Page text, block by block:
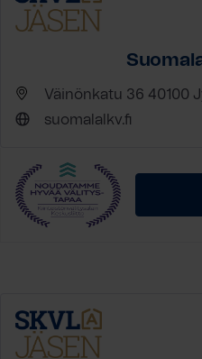
Väinönkatu 36 40100
suomalalkv.fi